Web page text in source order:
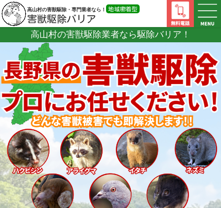
高山村の害獣駆除・専門業者なら！ 地域密着型
害獣駆除バリア
高山村の害獣駆除業者なら駆除バリア！